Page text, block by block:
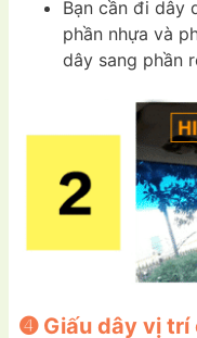
Bạn cần đi dây
phần nhựa và
dây sang phần
➍ Giấu dây vị trí